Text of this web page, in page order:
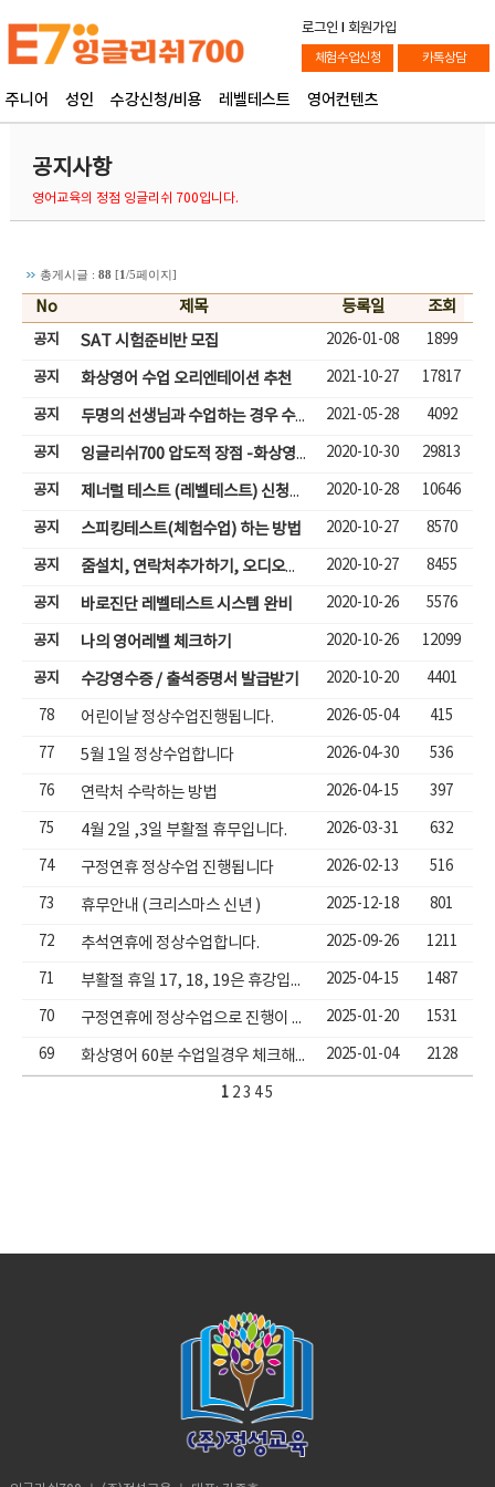
로그인 l 회원가입
체험수업신청 카톡상담
주니어 성인 수강신청/비용 레벨테스트 영어컨텐츠
공지사항
영어교육의 정점 잉글리쉬 700입니다.
총게시글 : 88 [1 /5페이지]
No 제목 등록일 조회
공지 SAT 시험준비반 모집 2026-01-08 1899
공지 화상영어 수업 오리엔테이션 추천 2021-10-27 17817
공지 두명의 선생님과 수업하는 경우 수업입장하기 2021-05-28 4092
공지 잉글리쉬700 압도적 장점 -화상영어( 성인,어린이) 2020-10-30 29813
공지 제너럴 테스트 (레벨테스트) 신청하기 2020-10-28 10646
공지 스피킹테스트(체험수업) 하는 방법 2020-10-27 8570
공지 줌설치, 연락처추가하기, 오디오체크, 줌체팅으로 수업하기 2020-10-27 8455
공지 바로진단 레벨테스트 시스템 완비 2020-10-26 5576
공지 나의 영어레벨 체크하기 2020-10-26 12099
공지 수강영수증 / 출석증명서 발급받기 2020-10-20 4401
78 어린이날 정상수업진행됩니다. 2026-05-04 415
77 5월 1일 정상수업합니다 2026-04-30 536
76 연락처 수락하는 방법 2026-04-15 397
75 4월 2일 ,3일 부활절 휴무입니다. 2026-03-31 632
74 구정연휴 정상수업 진행됩니다 2026-02-13 516
73 휴무안내 (크리스마스 신년 ) 2025-12-18 801
72 추석연휴에 정상수업합니다. 2025-09-26 1211
71 부활절 휴일 17, 18, 19은 휴강입니다. 2025-04-15 1487
70 구정연휴에 정상수업으로 진행이 됩니다. 2025-01-20 1531
69 화상영어 60분 수업일경우 체크해야할 사항 2025-01-04 2128
1 2 3 45